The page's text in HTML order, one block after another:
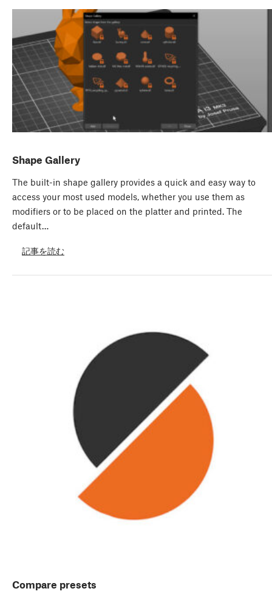
Shape Gallery
The built-in shape gallery provides a quick and easy way to
access your most used models, whether you use them as
modifiers or to be placed on the platter and printed. The
default…
記事を読む
Compare presets